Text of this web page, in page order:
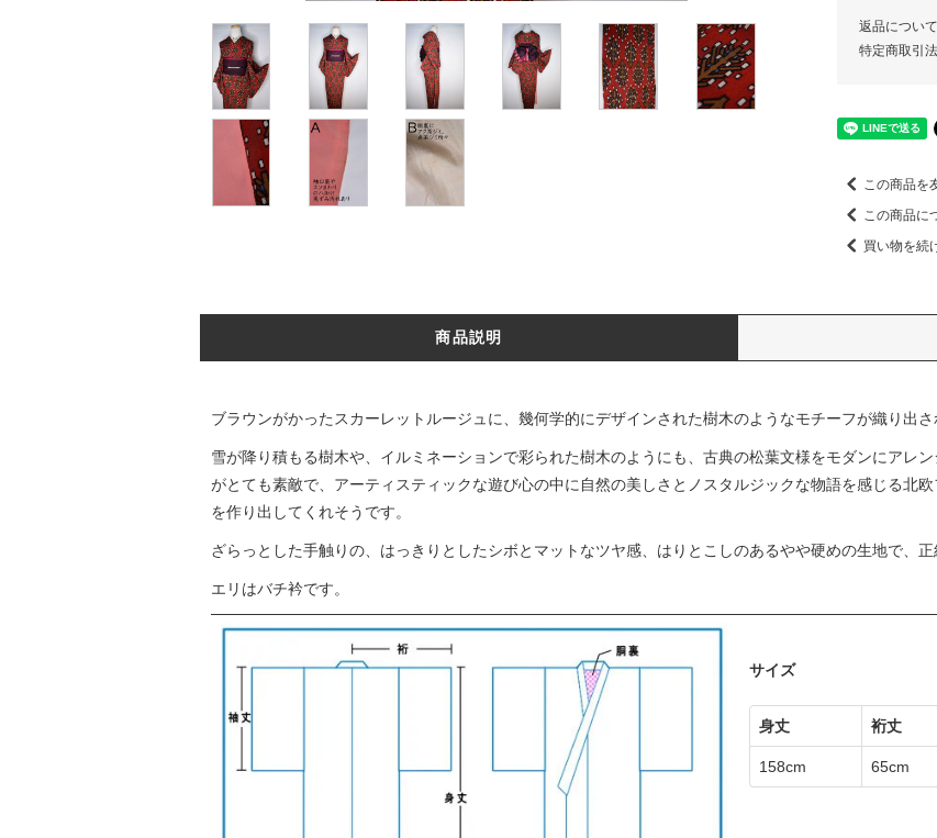
返品について
特定商取引
この商品を
この商品に
買い物を続
商品説明
ブラウンがかったスカーレットルージュに、幾何学的にデザインされた樹木のようなモチーフが織り出さ
雪が降り積もる樹木や、イルミネーションで彩られた樹木のようにも、古典の松葉文様をモダンにアレ
がとても素敵で、アーティスティックな遊び心の中に自然の美しさとノスタルジックな物語を感じる北
を作り出してくれそうです。
ざらっとした手触りの、はっきりとしたシボとマットなツヤ感、はりとこしのあるやや硬めの生地で、正
エリはバチ衿です。
サイズ
身丈 裄丈
158cm 65cm